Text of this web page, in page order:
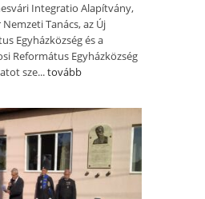
Integratio Alapítvány,
Tanács, az Új
Egyházközség és a
Református Egyházközség
sze...tovább